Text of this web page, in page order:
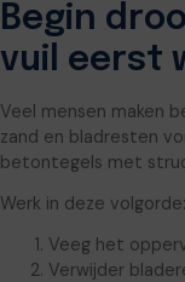
Begin
vuil eerst
Veel mensen maken
zand en bladresten
betontegels met
Werk in deze volgorde:
Veeg het
Verwijder